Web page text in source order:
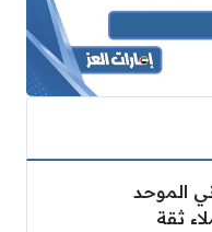
الموحد
ثقة